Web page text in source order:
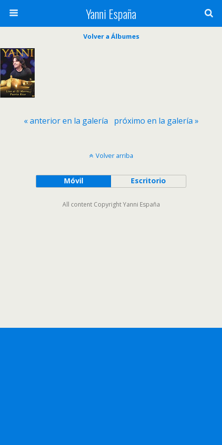
Yanni España
Volver a Álbumes
« anterior en la galería próximo en la galería »
Volver arriba
Móvil Escritorio
All content Copyright Yanni España